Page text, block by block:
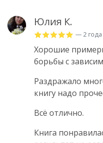
Юлия К.
— 2
Хорошие
борьбы с
Раздражало
книгу надо
Всё отлично.
Книга